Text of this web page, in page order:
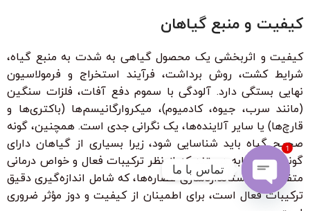
کیفیت و منبع گیاهان
کیفیت و اثربخشی یک محصول گیاهی به شدت به منبع گیاه،
شرایط کشت، روش برداشت، فرآیند استخراج و فرمولاسیون
نهایی بستگی دارد. آلودگی با سموم دفع آفات، فلزات سنگین
(مانند سرب، جیوه، کادمیوم)، میکروارگانیسم‌ها (باکتری‌ها و
قارچ‌ها) یا سایر آلاینده‌ها، یک نگرانی جدی است. همچنین، گونه
صحیح گیاه باید شناسایی شود، زیرا بسیاری از گیاهان دارای
گونه‌های مشابه هستند که از نظر ترکیبات فعال و خواص درمانی
متفاوت‌اند. استانداردسازی عصاره‌ها، که شامل اندازه‌گیری دقیق
ترکیبات فعال است، برای اطمینان از کیفیت و دوز مؤثر ضروری
تماس با ما
Open
1